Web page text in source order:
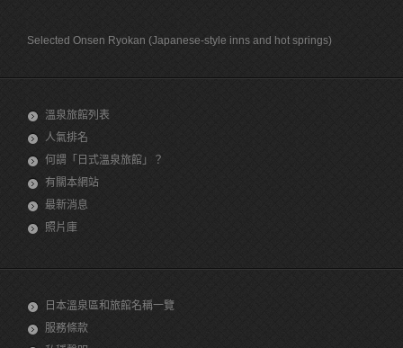
Selected Onsen Ryokan (Japanese-style inns and hot springs)
溫泉旅館列表
人氣排名
何謂「日式溫泉旅館」？
有關本網站
最新消息
照片庫
日本溫泉區和旅館名稱一覽
服務條款